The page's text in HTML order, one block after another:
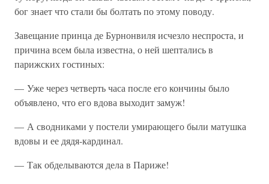
бог знает что стали бы болтать по этому поводу.
Завещание принца де Бурнонвиля исчезло неспроста, и
причина всем была известна, о ней шептались в
парижских гостиных:
— Уже через четверть часа после его кончины было
объявлено, что его вдова выходит замуж!
— А сводниками у постели умирающего были матушка
вдовы и ее дядя-кардинал.
— Так обделываются дела в Париже!